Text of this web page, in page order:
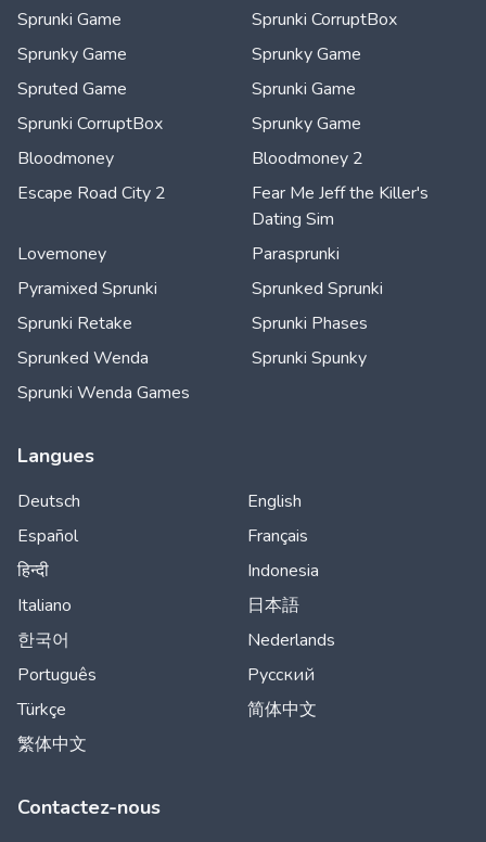
Sprunki Game
Sprunki CorruptBox
Sprunky Game
Sprunky Game
Spruted Game
Sprunki Game
Sprunki CorruptBox
Sprunky Game
Bloodmoney
Bloodmoney 2
Escape Road City 2
Fear Me Jeff the Killer's
Dating Sim
Lovemoney
Parasprunki
Pyramixed Sprunki
Sprunked Sprunki
Sprunki Retake
Sprunki Phases
Sprunked Wenda
Sprunki Spunky
Sprunki Wenda Games
Langues
Deutsch
English
Español
Français
हिन्दी
Indonesia
Italiano
日本語
한국어
Nederlands
Português
Русский
Türkçe
简体中文
繁体中文
Contactez-nous